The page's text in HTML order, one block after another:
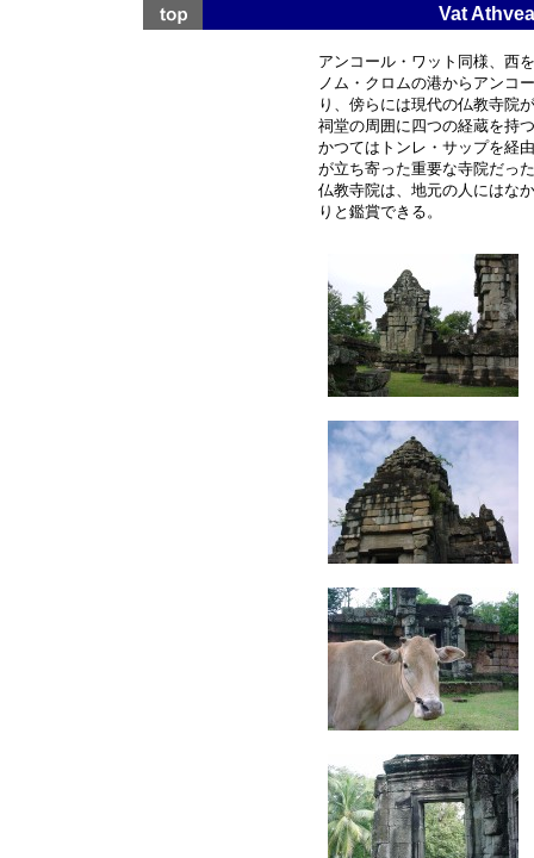
Vat
アンコール・ワット同様、西
ノム・クロムの港からアンコ
り、傍らには現代の仏教寺院
祠堂の周囲に四つの経蔵を持
かつてはトンレ・サップを経
が立ち寄った重要な寺院だっ
仏教寺院は、地元の人にはな
りと鑑賞できる。